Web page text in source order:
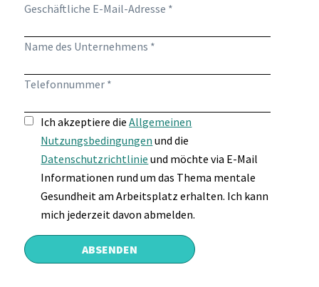
Geschäftliche E-Mail-Adresse *
Name des Unternehmens *
Telefonnummer *
Ich akzeptiere dieAllgemeinen
Nutzungsbedingungen und die
Datenschutzrichtlinie und möchte via E-Mail
Informationen rund um das Thema mentale
Gesundheit am Arbeitsplatz erhalten. Ich kann
mich jederzeit davon abmelden.